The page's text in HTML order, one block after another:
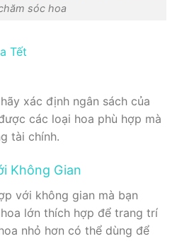
sóc hoa
Tết
xác định ngân sách của
các loại hoa phù hợp mà
tài chính.
Không Gian
với không gian mà bạn
lớn thích hợp để trang trí
nhỏ hơn có thể dùng để